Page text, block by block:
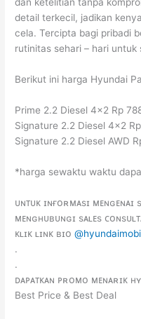
detail terkecil, jadikan
cela. Tercipta bagi pribadi
rutinitas sehari – hari untuk
Berikut ini harga Hyundai
Prime 2.2 Diesel 4×2 Rp
Signature 2.2 Diesel 4×2
Signature 2.2 Diesel AWD
*harga sewaktu waktu
ᴜɴᴛᴜᴋ ɪɴғᴏʀᴍᴀsɪ ᴍᴇɴɢᴇɴᴀɪ
ᴍᴇɴɢʜᴜʙᴜɴɢɪ sᴀʟᴇs
ᴋʟɪᴋ ʟɪɴᴋ ʙɪᴏ
.
.
ᴅᴀᴘᴀᴛᴋᴀɴ ᴘʀᴏᴍᴏ ᴍᴇɴᴀʀɪᴋ
Best Price & Best Deal